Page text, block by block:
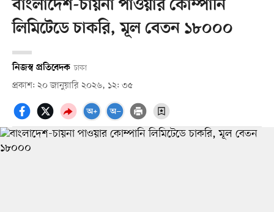
বাংলাদেশ-চায়না পাওয়ার কোম্পানি
লিমিটেডে চাকরি, মূল বেতন ১৮০০০
নিজস্ব প্রতিবেদক ঢাকা
প্রকাশ: ২০ জানুয়ারি ২০২৬, ১২: ৩৫